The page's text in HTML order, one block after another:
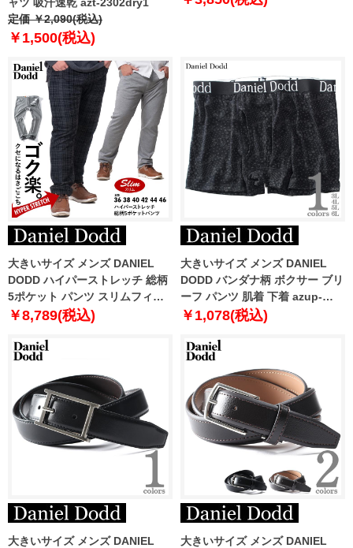
定価 ￥2,090(税込)
￥1,500(税込)
大きいサイズ メンズ DANIEL
DODD ハイパーストレッチ 総柄
5ポケット パンツ スリムフィッ
ト azd229013103s
￥8,789(税込)
大きいサイズ メンズ DANIEL
DODD バンダナ柄 ボクサー ブリ
ーフ パンツ 肌着 下着 azup-
239071c
￥1,078(税込)
大きいサイズ メンズ DANIEL 大きいサイズ メンズ DANIEL